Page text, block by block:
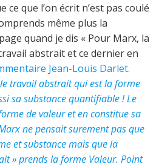
ce que l’on écrit n’est pas coulé
même plus la
quand je dis « Pour Marx, la
abstrait et ce dernier en
Jean-Louis Darlet.
le travail abstrait qui est la forme
sa substance quantifiable ! Le
de valeur et en constitue sa
ne pensait surement pas que
et substance mais que la
» prends la forme Valeur. Point